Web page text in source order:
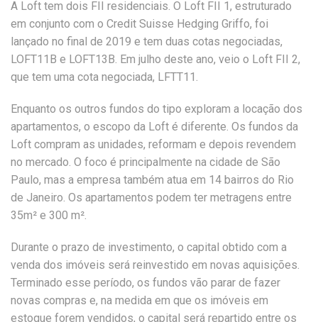
A Loft tem dois FII residenciais. O Loft FII 1, estruturado
em conjunto com o Credit Suisse Hedging Griffo, foi
lançado no final de 2019 e tem duas cotas negociadas,
LOFT11B e LOFT13B. Em julho deste ano, veio o Loft FII 2,
que tem uma cota negociada, LFTT11.
Enquanto os outros fundos do tipo exploram a locação dos
apartamentos, o escopo da Loft é diferente. Os fundos da
Loft compram as unidades, reformam e depois revendem
no mercado. O foco é principalmente na cidade de São
Paulo, mas a empresa também atua em 14 bairros do Rio
de Janeiro. Os apartamentos podem ter metragens entre
35m² e 300 m².
Durante o prazo de investimento, o capital obtido com a
venda dos imóveis será reinvestido em novas aquisições.
Terminado esse período, os fundos vão parar de fazer
novas compras e, na medida em que os imóveis em
estoque forem vendidos, o capital será repartido entre os